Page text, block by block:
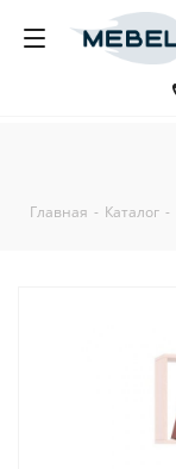
Главная - Каталог -